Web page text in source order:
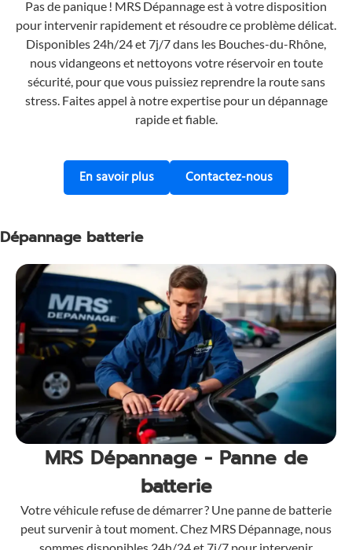
Pas de panique ! MRS Dépannage est à votre disposition
pour intervenir rapidement et résoudre ce problème délicat.
Disponibles 24h/24 et 7j/7 dans les Bouches-du-Rhône,
nous vidangeons et nettoyons votre réservoir en toute
sécurité, pour que vous puissiez reprendre la route sans
stress. Faites appel à notre expertise pour un dépannage
rapide et fiable.
En savoir plusEn savoir plus sur notre service de
Contactez-nousContactez-
Dépannage batterie
MRS Dépannage - Panne de
batterie
Votre véhicule refuse de démarrer ? Une panne de batterie
peut survenir à tout moment. Chez MRS Dépannage, nous